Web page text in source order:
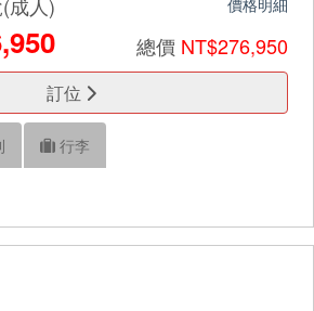
價格明細
總價 NT$276,950
訂位
行李